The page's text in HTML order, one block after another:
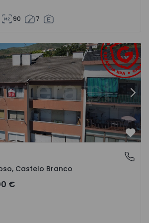
90 7
Covilhã e Canhoso - 1497806 -
Castelo Branco
Castelo Branco
€